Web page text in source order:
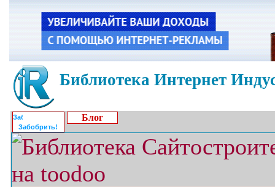
Библиотека Интернет
Забобрить!
Блог